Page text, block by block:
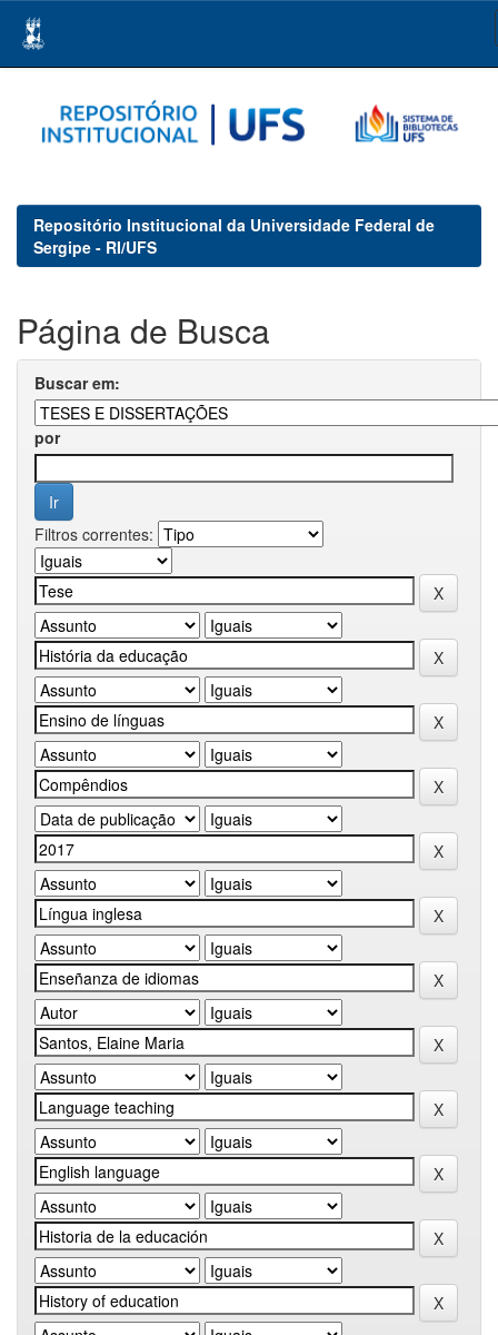
navigation
Repositório Institucional da Universidade Federal de
Sergipe - RI/UFS
Página de Busca
Buscar em:
por
Filtros correntes: